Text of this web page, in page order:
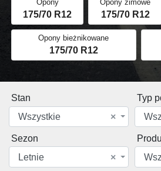
Opony
175/70 R12
Opony zimowe
175/70 R12
Opony bieżnikowane
175/70 R12
Stan
×
Wszystkie
Typ
Sezon
×
Letnie